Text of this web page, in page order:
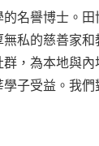
名譽博士。田
私的慈善家
，為本地與
子受益。我